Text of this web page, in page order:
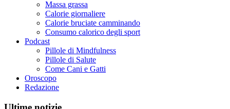
Massa grassa
Calorie giornaliere
Calorie bruciate camminando
Consumo calorico degli sport
Podcast
Pillole di Mindfulness
Pillole di Salute
Come Cani e Gatti
Oroscopo
Redazione